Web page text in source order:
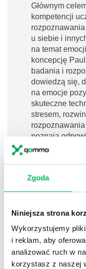
Zgoda
Niniejsza strona
Wykorzystujemy
i reklam, aby
analizować ruch w
korzystasz z naszej
Głównym
kompetencji
u siebie i
na temat
koncepcję
badania i
dowiedzą się,
na emocje
skuteczne
stresem,
poznają
wiedza o